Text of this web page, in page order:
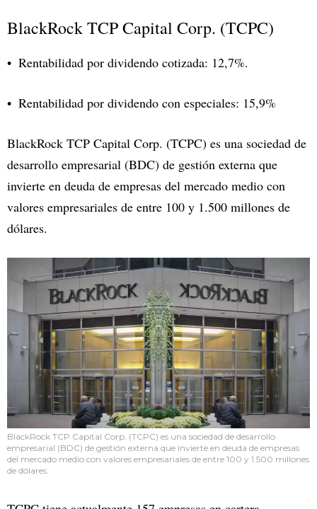
BlackRock TCP Capital Corp. (TCPC)
Rentabilidad por dividendo cotizada: 12,7%.
Rentabilidad por dividendo con especiales: 15,9%
BlackRock TCP Capital Corp. (TCPC) es una sociedad de
desarrollo empresarial (BDC) de gestión externa que
invierte en deuda de empresas del mercado medio con
valores empresariales de entre 100 y 1.500 millones de
dólares.
BlackRock TCP Capital Corp. (TCPC) es una sociedad de desarrollo
empresarial (BDC) de gestión externa que invierte en deuda de empresas
del mercado medio con valores empresariales de entre 100 y 1.500 millones
de dólares.